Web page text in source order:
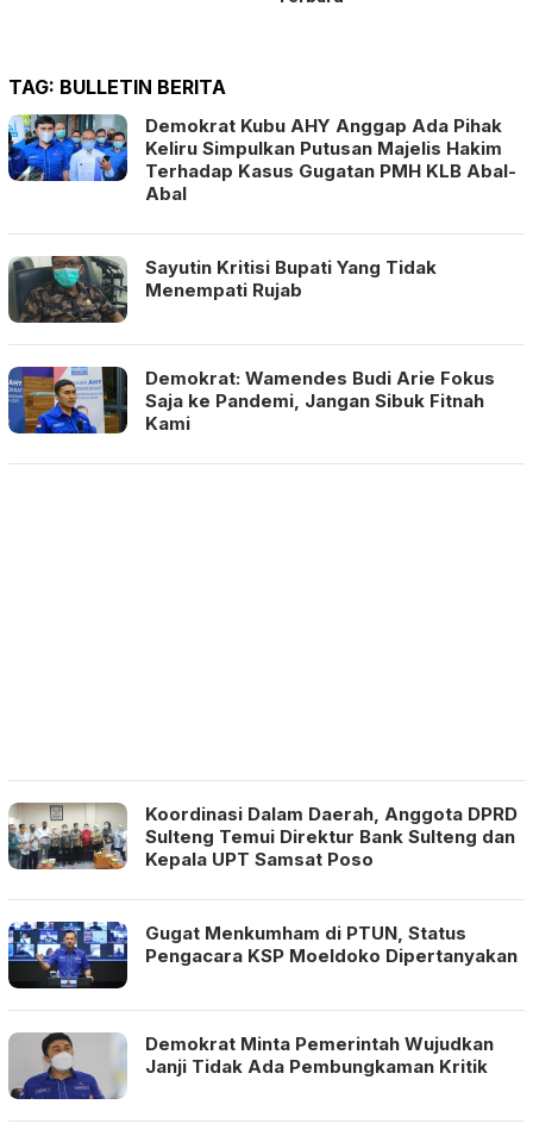
TAG: BULLETIN BERITA
Demokrat Kubu AHY Anggap Ada Pihak
Keliru Simpulkan Putusan Majelis Hakim
Terhadap Kasus Gugatan PMH KLB Abal-
Abal
Sayutin Kritisi Bupati Yang Tidak
Menempati Rujab
Demokrat: Wamendes Budi Arie Fokus
Saja ke Pandemi, Jangan Sibuk Fitnah
Kami
Koordinasi Dalam Daerah, Anggota DPRD
Sulteng Temui Direktur Bank Sulteng dan
Kepala UPT Samsat Poso
Gugat Menkumham di PTUN, Status
Pengacara KSP Moeldoko Dipertanyakan
Demokrat Minta Pemerintah Wujudkan
Janji Tidak Ada Pembungkaman Kritik